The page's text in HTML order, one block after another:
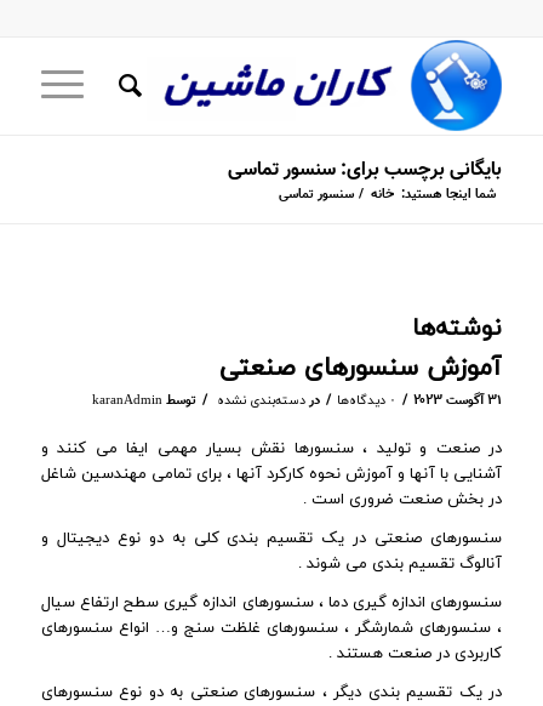
بایگانی برچسب برای: سنسور تماسی
شما اینجا هستید: خانه / سنسور تماسی
نوشته‌ها
آموزش سنسورهای صنعتی
۳۱ آگوست ۲۰۲۳ / ۰ دیدگاه‌ها / دردسته‌بندی نشده / توسط karanAdmin
در صنعت و تولید ، سنسورها نقش بسیار مهمی ایفا می کنند و
آشنایی با آنها و آموزش نحوه کارکرد آنها ، برای تمامی مهندسین شاغل
در بخش صنعت ضروری است .
سنسورهای صنعتی در یک تقسیم بندی کلی به دو نوع دیجیتال و
آنالوگ تقسیم بندی می شوند .
سنسورهای اندازه گیری دما ، سنسورهای اندازه گیری سطح ارتفاع سیال
، سنسورهای شمارشگر ، سنسورهای غلظت سنج و… انواع سنسورهای
کاربردی در صنعت هستند .
در یک تقسیم بندی دیگر ، سنسورهای صنعتی به دو نوع سنسورهای